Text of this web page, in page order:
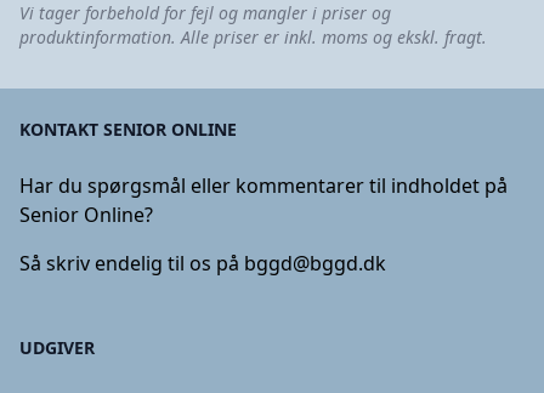
Vi tager forbehold for fejl og mangler i priser og
produktinformation. Alle priser er inkl. moms og ekskl. fragt.
KONTAKT SENIOR ONLINE
Har du spørgsmål eller kommentarer til indholdet på
Senior Online?
Så skriv endelig til os på bggd@bggd.dk
UDGIVER